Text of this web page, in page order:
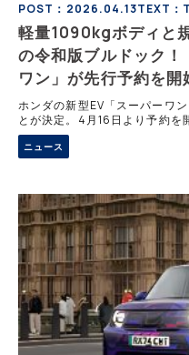
POST：2026.04.13TEXT：
軽量1090kgボディと
の令和版ブルドック
ワン」が先行予約を開
ホンダの新型EV「スーパーワ
とが決定。4月16日より予約を
グメント設計により、車重
実現。一充電航続距離は
唯一無二の小型EVの魅力を詳報
ニュース